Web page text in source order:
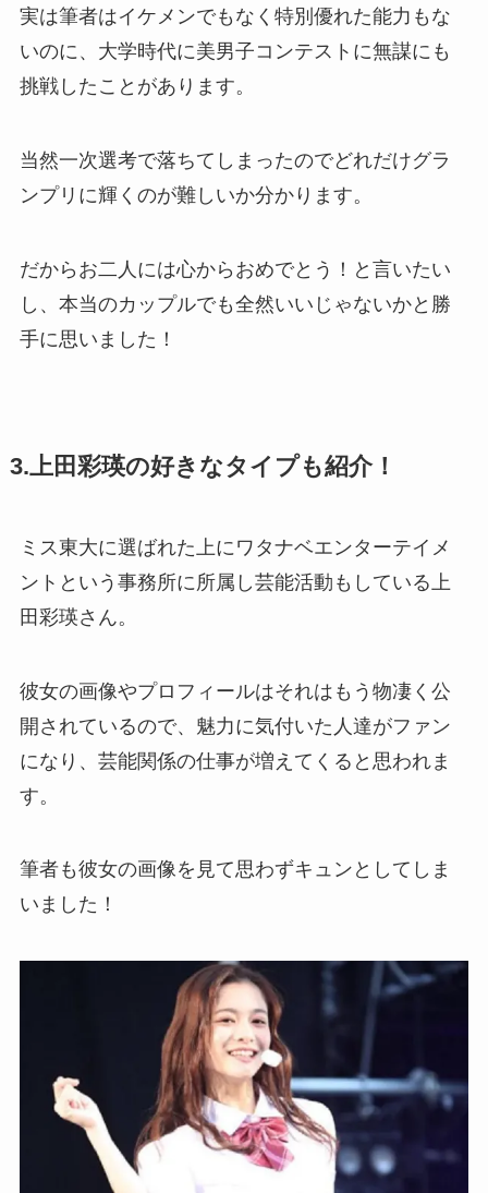
実は筆者はイケメンでもなく特別優れた能力もな
いのに、大学時代に美男子コンテストに無謀にも
挑戦したことがあります。
当然一次選考で落ちてしまったのでどれだけグラ
ンプリに輝くのが難しいか分かります。
だからお二人には心からおめでとう！と言いたい
し、本当のカップルでも全然いいじゃないかと勝
手に思いました！
3.上田彩瑛の好きなタイプも紹介！
ミス東大に選ばれた上にワタナベエンターテイメ
ントという事務所に所属し芸能活動もしている上
田彩瑛さん。
彼女の画像やプロフィールはそれはもう物凄く公
開されているので、魅力に気付いた人達がファン
になり、芸能関係の仕事が増えてくると思われま
す。
筆者も彼女の画像を見て思わずキュンとしてしま
いました！